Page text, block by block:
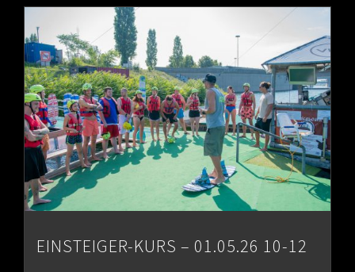
EINSTEIGER-KURS – 01.05.26 10-12